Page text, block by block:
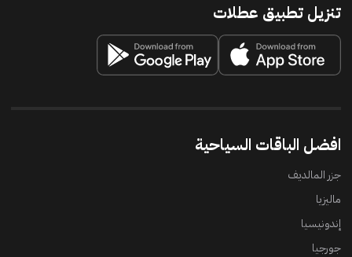
تنزيل تطبيق عطلات
افضل الباقات السياحية
جزر المالديف
ماليزيا
إندونيسيا
جورجيا